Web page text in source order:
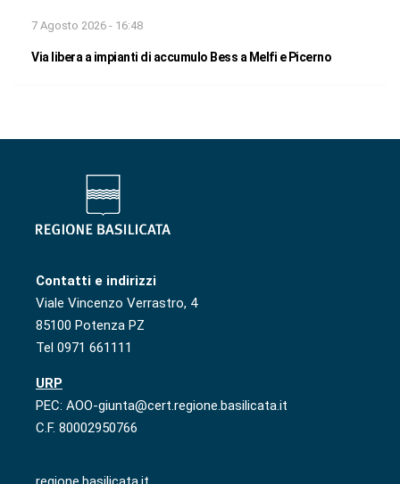
7 Agosto 2026 - 16:48
Via libera a impianti di accumulo Bess a Melfi e Picerno
Contatti e indirizzi
Viale Vincenzo Verrastro, 4
85100 Potenza PZ
Tel 0971 661111
URP
PEC: AOO-giunta@cert.regione.basilicata.it
C.F. 80002950766